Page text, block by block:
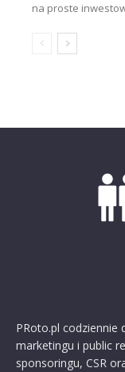
na proste
PRoto.pl codziennie
marketingu i public
sponsoringu, CSR